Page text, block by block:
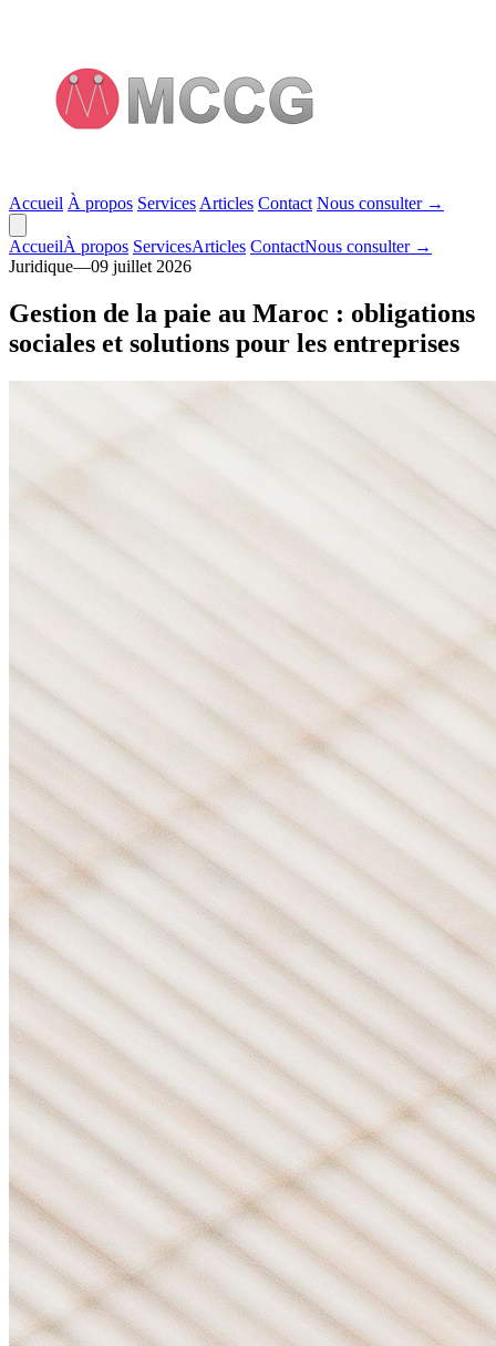
Accueil À propos Services Articles Contact Nous consulter →
AccueilÀ propos ServicesArticles ContactNous consulter →
Juridique—09 juillet 2026
Gestion de la paie au Maroc : obligations
sociales et solutions pour les entreprises